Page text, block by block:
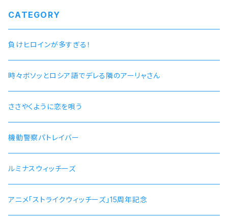
CATEGORY
負けヒロインが多すぎる！
時々ボソッとロシア語でデレる隣のアーリャさん
ささやくように恋を唄う
機動警察パトレイバー
ルミナスウィッチーズ
アニメ「ストライクウィッチーズ」15周年記念